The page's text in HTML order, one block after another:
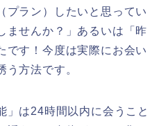
プラン）したいと思ってい
ませんか？」あるいは「昨
です！今度は実際にお会い
う方法です。
」は24時間以内に会うこと